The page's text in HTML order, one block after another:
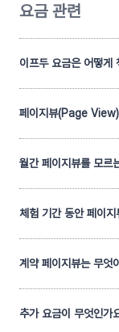
요금 관련
이프두 요금은 어떻게
페이지뷰(Page
월간 페이지뷰를 모르
체험 기간 동안 페이
계약 페이지뷰는 무엇
추가 요금이 무엇인가